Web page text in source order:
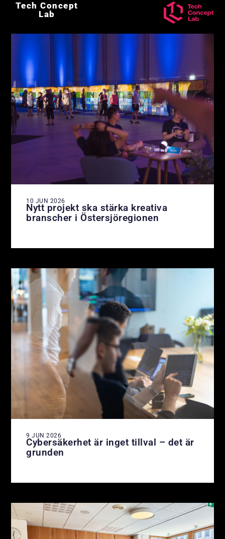
Tech Concept
Lab
10 JUN 2026
Nytt projekt ska stärka kreativa
branscher i Östersjöregionen
9 JUN 2026
Cybersäkerhet är inget tillval – det är
grunden